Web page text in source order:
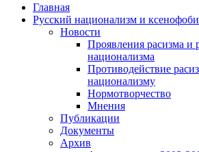
Главная
Русский национализм и
Новости
Проявления расизма и
национализма
Противодействие
национализму
Нормотворчество
Мнения
Публикации
Документы
Архив